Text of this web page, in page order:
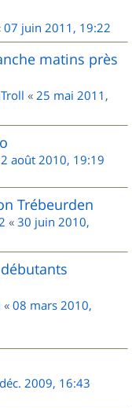
07 juin 2011, 19:22
matins près
« 25 mai 2011,
août 2010, 19:19
Trébeurden
« 30 juin 2010,
« 08 mars 2010,
2009, 16:43